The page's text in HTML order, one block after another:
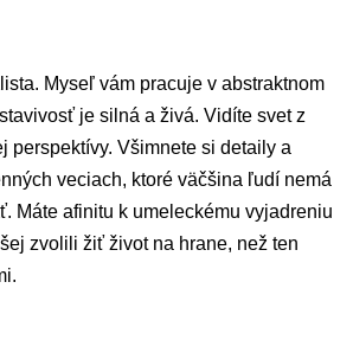
Myseľ vám pracuje v abstraktnom
je silná a živá. Vidíte svet z
perspektívy. Všimnete si detaily a
veciach, ktoré väčšina ľudí nemá
Máte afinitu k umeleckému vyjadreniu
zvolili žiť život na hrane, než ten